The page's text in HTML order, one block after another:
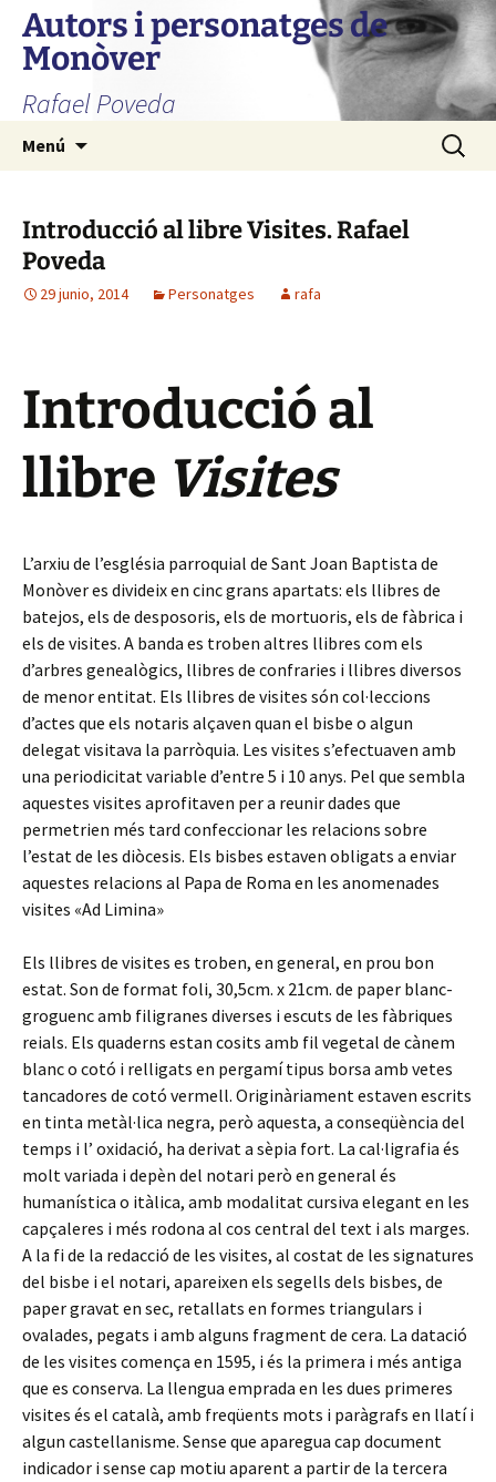
Autors i personatges de
Monòver
Rafael Poveda
Menú Buscar:
Introducció al libre Visites. Rafael
Poveda
29 junio, 2014 Personatges rafa
Introducció al
llibre Visites
L’arxiu de l’església parroquial de Sant Joan Baptista de
Monòver es divideix en cinc grans apartats: els llibres de
batejos, els de desposoris, els de mortuoris, els de fàbrica i
els de visites. A banda es troben altres llibres com els
d’arbres genealògics, llibres de confraries i llibres diversos
de menor entitat. Els llibres de visites són col·leccions
d’actes que els notaris alçaven quan el bisbe o algun
delegat visitava la parròquia. Les visites s’efectuaven amb
una periodicitat variable d’entre 5 i 10 anys. Pel que sembla
aquestes visites aprofitaven per a reunir dades que
permetrien més tard confeccionar les relacions sobre
l’estat de les diòcesis. Els bisbes estaven obligats a enviar
aquestes relacions al Papa de Roma en les anomenades
visites «Ad Limina»
Els llibres de visites es troben, en general, en prou bon
estat. Son de format foli, 30,5cm. x 21cm. de paper blanc-
groguenc amb filigranes diverses i escuts de les fàbriques
reials. Els quaderns estan cosits amb fil vegetal de cànem
blanc o cotó i relligats en pergamí tipus borsa amb vetes
tancadores de cotó vermell. Originàriament estaven escrits
en tinta metàl·lica negra, però aquesta, a conseqüència del
temps i l’ oxidació, ha derivat a sèpia fort. La cal·ligrafia és
molt variada i depèn del notari però en general és
humanística o itàlica, amb modalitat cursiva elegant en les
capçaleres i més rodona al cos central del text i als marges.
A la fi de la redacció de les visites, al costat de les signatures
del bisbe i el notari, apareixen els segells dels bisbes, de
paper gravat en sec, retallats en formes triangulars i
ovalades, pegats i amb alguns fragment de cera. La datació
de les visites comença en 1595, i és la primera i més antiga
que es conserva. La llengua emprada en les dues primeres
visites és el català, amb freqüents mots i paràgrafs en llatí i
algun castellanisme. Sense que aparegua cap document
indicador i sense cap motiu aparent a partir de la tercera